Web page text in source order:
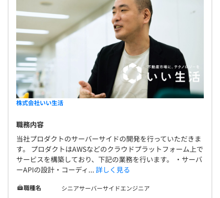
株式会社いい生活
職務内容
当社プロダクトのサーバーサイドの開発を行っていただきま
す。 プロダクトはAWSなどのクラウドプラットフォーム上で
サービスを構築しており、下記の業務を行います。 ・サーバ
ーAPIの設計・コーディ... 詳しく見る
職種名
シニアサーバーサイドエンジニア